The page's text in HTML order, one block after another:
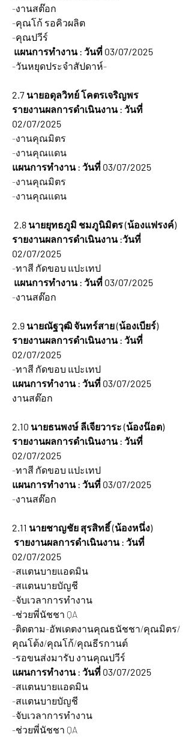
-งานสต๊อก
-คุณโก้ รอคิวผลิต
-คุณปวีร์
แผนการทำงาน : วันที่ 03/07/2025
-วันหยุดประจำสัปดาห์-
2.7 นายอดุลวิทย์ โคตรเจริญพร
รายงานผลการดำเนินงาน : วันที่
02/07/2025
-งานคุณมิตร
-งานคุณแดน
แผนการทำงาน : วันที่ 03/07/2025
-งานคุณมิตร
-งานคุณแดน
2.8 นายยุทธภูมิ ชมภูนิมิตร (น้องแฟรงค์)
รายงานผลการดำเนินงาน :วันที่
02/07/2025
-ทาสี กัดขอบ แปะเทป
แผนการทำงาน : วันที่ 03/07/2025
-งานสต๊อก
2.9 นายณัฐวุฒิ จันทร์สาย (น้องเบียร์)
รายงานผลการดำเนินงาน : วันที่
02/07/2025
-ทาสี กัดขอบ แปะเทป
แผนการทำงาน : วันที่ 03/07/2025
งานสต๊อก
2.10 นายธนพงษ์ ลีเจียวาระ (น้องน๊อต)
รายงานผลการดำเนินงาน : วันที่
02/07/2025
-ทาสี กัดขอบ แปะเทป
แผนการทำงาน : วันที่ 03/07/2025
-งานสต๊อก
2.11 นายชาญชัย สุรสิทธิ์ (น้องหนึ่ง)
รายงานผลการดำเนินงาน : วันที่
02/07/2025
-สแตนบายแอดมิน
-สแตนบายบัญชี
-จับเวลาการทำงาน
-ช่วยพี่นัชชา QA
-ติดตาม-อัพเดตงานคุณธนัชชา/คุณมิตร/
คุณโต้ง/คุณโก้/คุณธีรกานต์
-รอขนส่งมารับ งานคุณปวีร์
แผนการทำงาน : วันที่ 03/07/2025
-สแตนบายแอดมิน
-สแตนบายบัญชี
-จับเวลาการทำงาน
-ช่วยพี่นัชชา QA